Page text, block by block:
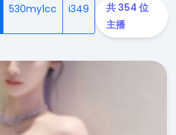
530my1cc i349
共 354 位
主播